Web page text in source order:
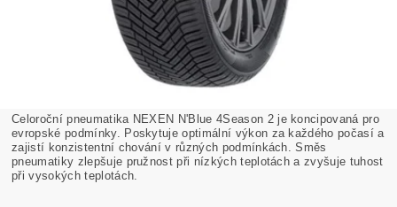
Celoroční pneumatika NEXEN N'Blue 4Season 2 je koncipovaná pro
evropské podmínky. Poskytuje optimální výkon za každého počasí a
zajistí konzistentní chování v různých podmínkách. Směs
pneumatiky zlepšuje pružnost při nízkých teplotách a zvyšuje tuhost
při vysokých teplotách.